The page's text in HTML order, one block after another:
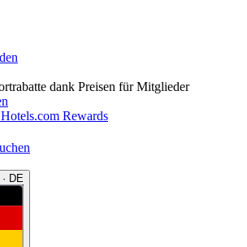
dank Preisen für Mitglieder
Rewards
DE